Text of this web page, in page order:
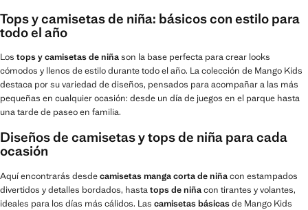
Tops y camisetas de niña: básicos con estilo para
todo el año
Los tops y camisetas de niñason la base perfecta para crear looks
cómodos y llenos de estilo durante todo el año. La colección de Mango Kids
destaca por su variedad de diseños, pensados para acompañar a las más
pequeñas en cualquier ocasión: desde un día de juegos en el parque hasta
una tarde de paseo en familia.
Diseños de camisetas y tops de niña para cada
ocasión
Aquí encontrarás desdecamisetas manga corta de niñacon estampados
divertidos y detalles bordados, hastatops de niñacon tirantes y volantes,
ideales para los días más cálidos. Las camisetas básicasde Mango Kids